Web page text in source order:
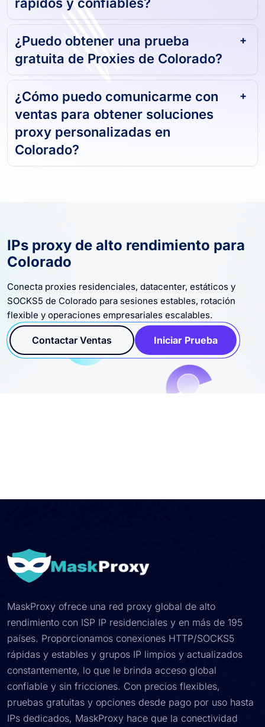
¿Sus Proxies en Colorado son
rápidos y confiables?
¿Puedo obtener una prueba
gratuita de Proxies de Colorado?
¿Cómo puedo comunicarme con
ventas para obtener soluciones
proxy personalizadas en
IPs proxy de alto rendimiento para
Colorado
Conecta proxies residenciales, datacenter, estáticos y
SOCKS5 de Colorado para sesiones estables, rotación
flexible y operaciones empresariales escalables.
Contactar Ventas Iniciar Prueba
MaskProxy ofrece una red proxy global de alto
rendimiento con ISP IP residenciales y en más de 195
países. Proporcionamos conexiones HTTP/SOCKS5
rápidas y estables y grupos IP limpios y actualizados
constantemente, lo que le brinda acceso global
confiable y sin fricciones. Con precios flexibles,
pruebas gratuitas y opciones desde pago por uso hasta
IPs dedicados, MaskProxy hace que la conectividad